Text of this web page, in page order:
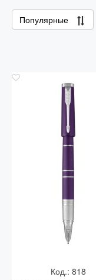
Популярные
Код.: 818